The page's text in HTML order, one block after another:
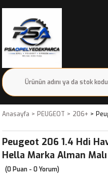
Anasayfa PEUGEOT 206+
Peugeot 206 1.4 Hdi
Hella Marka Alman Malı
(0 Puan - 0 Yorum)